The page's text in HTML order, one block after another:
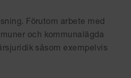
Förutom arbete med
och kommunalägda
såsom exempelvis